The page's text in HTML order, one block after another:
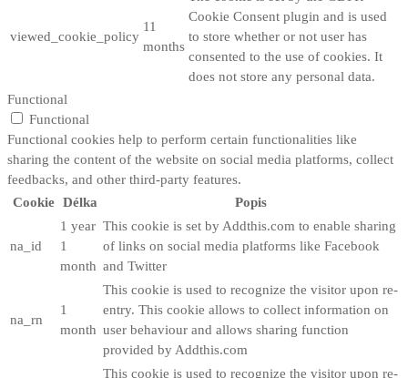
viewed_cookie_policy
11
months
Cookie Consent plugin and is used
to store whether or not user has
consented to the use of cookies. It
does not store any personal data.
Functional
Functional
Functional cookies help to perform certain functionalities like
sharing the content of the website on social media platforms, collect
feedbacks, and other third-party features.
Cookie Délka Popis
na_id
1 year
1
month
This cookie is set by Addthis.com to enable sharing
of links on social media platforms like Facebook
and Twitter
na_rn
1
month
This cookie is used to recognize the visitor upon re-
entry. This cookie allows to collect information on
user behaviour and allows sharing function
provided by Addthis.com
This cookie is used to recognize the visitor upon re-